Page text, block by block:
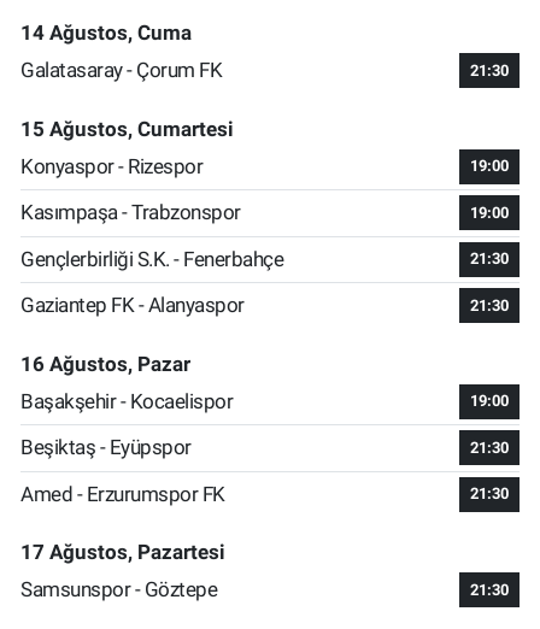
14 Ağustos, Cuma
Galatasaray - Çorum FK
21:30
15 Ağustos, Cumartesi
Konyaspor - Rizespor
19:00
Kasımpaşa - Trabzonspor 19:00
Gençlerbirliği S.K. - Fenerbahçe 21:30
Gaziantep FK - Alanyaspor 21:30
16 Ağustos, Pazar
Başakşehir - Kocaelispor
19:00
Beşiktaş - Eyüpspor 21:30
Amed - Erzurumspor FK 21:30
17 Ağustos, Pazartesi
Samsunspor - Göztepe
21:30